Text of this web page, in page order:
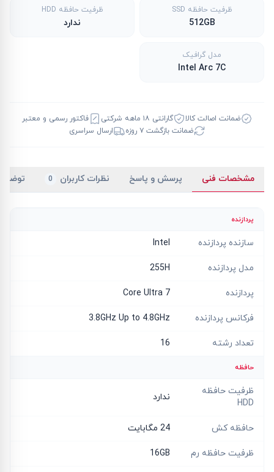
ظرفیت حافظه SSD
512GB
ظرفیت حافظه HDD
ندارد
مدل گرافیک
Intel Arc 7C
ضمانت اصالت کالا گارانتی ۱۸ ماهه شرکتی
فاکتور رسمی و معتبر
ضمانت بازگشت ۷ روزه
ارسال سراسری
مشخصات فنی پرسش و پاسخ نظرات کاربران 0
پردازنده
سازنده پردازنده Intel
مدل پردازنده 255H
پردازنده Core Ultra 7
فرکانس پردازنده 3.8GHz Up to 4.8GHz
تعداد رشته 16
حافظه
ظرفیت حافظه
HDD
ندارد
حافظه کش 24 مگابایت
ظرفیت حافظه رم 16GB